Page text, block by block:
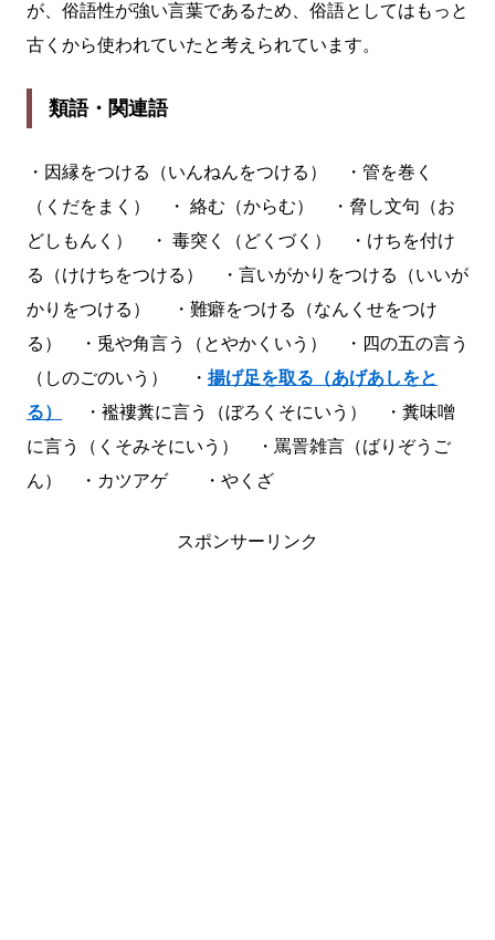
が、俗語性が強い言葉であるため、俗語としてはもっと
古くから使われていたと考えられています。
類語・関連語
・因縁をつける（いんねんをつける） ・管を巻く
（くだをまく） ・ 絡む（からむ） ・脅し文句（お
どしもんく） ・ 毒突く（どくづく） ・けちを付け
る（けけちをつける） ・言いがかりをつける（いいが
かりをつける） ・難癖をつける（なんくせをつけ
る） ・兎や角言う（とやかくいう） ・四の五の言う
（しのごのいう） ・ 揚げ足を取る（あげあしをと
る）
・襤褸糞に言う（ぼろくそにいう） ・糞味噌
に言う（くそみそにいう） ・罵詈雑言（ばりぞうご
ん） ・カツアゲ ・やくざ
スポンサーリンク